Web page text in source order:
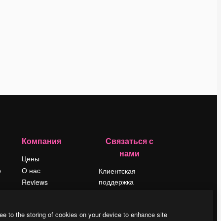
Компания
Цены
О нас
Reviews
Блог
Связаться с
нами
Клиентская
поддержка
LinkedIn
to the storing of cookies on your device to enhance site